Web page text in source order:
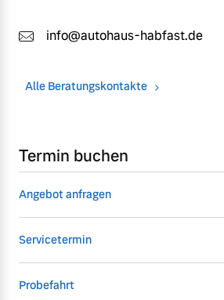
info@autohaus-habfast.de
Alle Beratungskontakte
Termin buchen
Angebot anfragen
Servicetermin
Probefahrt